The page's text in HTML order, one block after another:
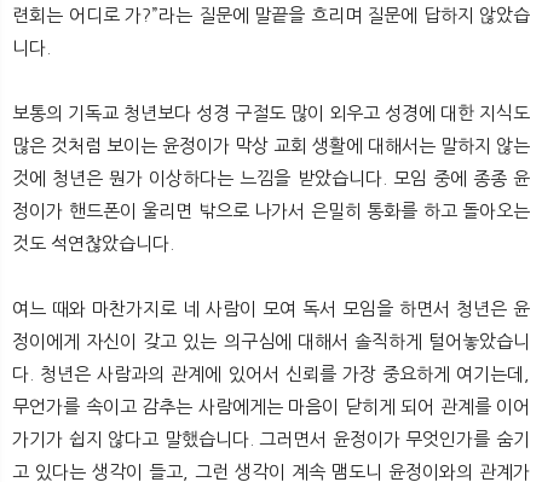
련회는 어디로 가?”라는 질문에 말끝을 흐리며 질문에 답하지 않았습
니다.
보통의 기독교 청년보다 성경 구절도 많이 외우고 성경에 대한 지식도
많은 것처럼 보이는 윤정이가 막상 교회 생활에 대해서는 말하지 않는
것에 청년은 뭔가 이상하다는 느낌을 받았습니다. 모임 중에 종종 윤
정이가 핸드폰이 울리면 밖으로 나가서 은밀히 통화를 하고 돌아오는
것도 석연찮았습니다.
여느 때와 마찬가지로 네 사람이 모여 독서 모임을 하면서 청년은 윤
정이에게 자신이 갖고 있는 의구심에 대해서 솔직하게 털어놓았습니
다. 청년은 사람과의 관계에 있어서 신뢰를 가장 중요하게 여기는데,
무언가를 속이고 감추는 사람에게는 마음이 닫히게 되어 관계를 이어
가기가 쉽지 않다고 말했습니다. 그러면서 윤정이가 무엇인가를 숨기
고 있다는 생각이 들고, 그런 생각이 계속 맴도니 윤정이와의 관계가